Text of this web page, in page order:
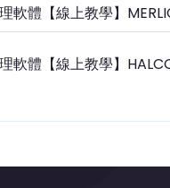
軟體【線上教學】
軟體【線上教學】